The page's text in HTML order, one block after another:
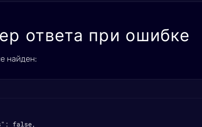
ответа при ошибке
найден:
false,